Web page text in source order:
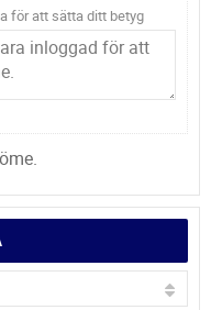
för att sätta ditt betyg